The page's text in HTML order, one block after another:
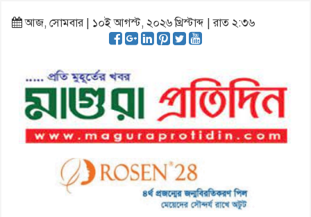
আজ, সোমবার | ১০ই আগস্ট, ২০২৬ খ্রিস্টাব্দ | রাত ২:৩৬